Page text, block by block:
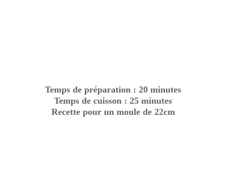
Temps de préparation : 20 minutes
Temps de cuisson : 25 minutes
Recette pour un moule de 22cm